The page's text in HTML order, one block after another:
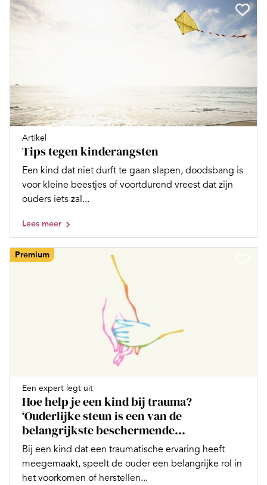
Artikel
Tips tegen kinderangsten
Een kind dat niet durft te gaan slapen, doodsbang is
voor kleine beestjes of voortdurend vreest dat zijn
ouders iets zal...
Lees meer
Premium
Een expert legt uit
Hoe help je een kind bij trauma?
‘Ouderlijke steun is een van de
belangrijkste beschermende...
Bij een kind dat een traumatische ervaring heeft
meegemaakt, speelt de ouder een belangrijke rol in
het voorkomen of herstellen...